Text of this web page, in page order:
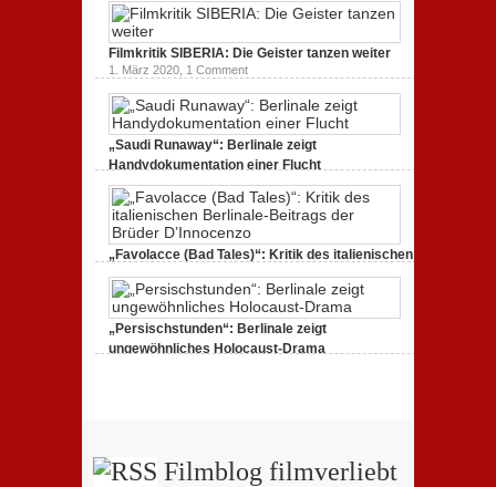
1. März 2020,2 Comments
Filmkritik SIBERIA: Die Geister tanzen weiter
1. März 2020, 1 Comment
„Saudi Runaway“: Berlinale zeigt
Handydokumentation einer Flucht
„Favolacce (Bad Tales)“: Kritik des italienischen
Berlinale-Beitrags der Brüder D’Innocenzo
25. Februar 2020,2 Comments
„Persischstunden“: Berlinale zeigt
ungewöhnliches Holocaust-Drama
Filmblog filmverliebt